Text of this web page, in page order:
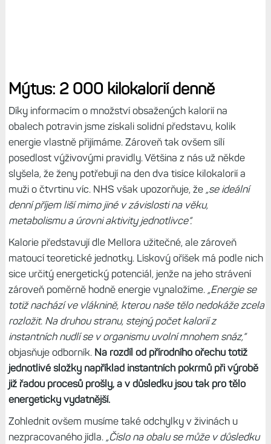
Mýtus: 2 000 kilokalorií denně
Díky informacím o množství obsažených kalorií na
obalech potravin jsme získali solidní představu, kolik
energie vlastně přijímáme. Zároveň tak ovšem sílí
posedlost výživovými pravidly. Většina z nás už někde
slyšela, že ženy potřebují na den dva tisíce kilokalorií a
muži o čtvrtinu víc. NHS však upozorňuje, že „se ideální
denní příjem liší mimo jiné v závislosti na věku,
metabolismu a úrovni aktivity jednotlivce“.
Kalorie představují dle Mellora užitečné, ale zároveň
matoucí teoretické jednotky. Lískový oříšek má podle nich
sice určitý energetický potenciál, jenže na jeho strávení
zároveň poměrně hodně energie vynaložíme. „Energie se
totiž nachází ve vláknině, kterou naše tělo nedokáže zcela
rozložit. Na druhou stranu, stejný počet kalorií z
instantních nudlí se v organismu uvolní mnohem snáz,“
objasňuje odborník. Na rozdíl od přírodního ořechu totiž
jednotlivé složky například instantních pokrmů při výrobě
již řadou procesů prošly, a v důsledku jsou tak pro tělo
energeticky vydatnější.
Zohlednit ovšem musíme také odchylky v živinách u
nezpracovaného jídla. „Číslo na obalu se může v důsledku